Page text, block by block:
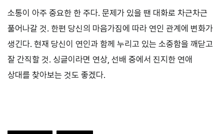
소통이 아주 중요한 한 주다. 문제가 있을 땐 대화로 차근차근
풀어나갈 것. 한편 당신의 마음가짐에 따라 연인 관계에 변화가
생긴다. 현재 당신이 연인과 함께 누리고 있는 소중함을 깨닫고
잘 간직할 것. 싱글이라면 연상, 선배 중에서 진지한 연애
상대를 찾아보는 것도 좋겠다.